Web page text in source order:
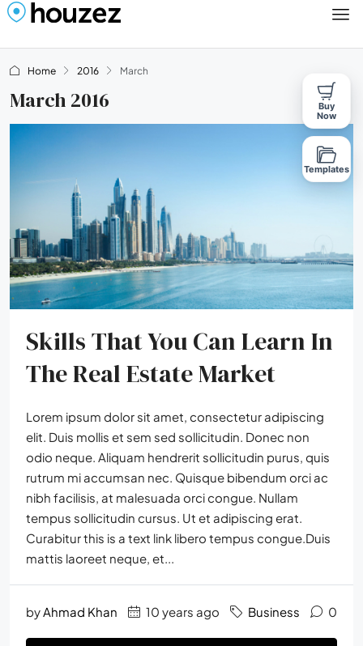
Home 2016 March
March 2016
Skills That You Can Learn In
The Real Estate Market
Lorem ipsum dolor sit amet, consectetur adipiscing
elit. Duis mollis et sem sed sollicitudin. Donec non
odio neque. Aliquam hendrerit sollicitudin purus, quis
rutrum mi accumsan nec. Quisque bibendum orci ac
nibh facilisis, at malesuada orci congue. Nullam
tempus sollicitudin cursus. Ut et adipiscing erat.
Curabitur this is a text link libero tempus congue.Duis
mattis laoreet neque, et...
byAhmad Khan 10 years ago Business 0
Buy
Now
Templates